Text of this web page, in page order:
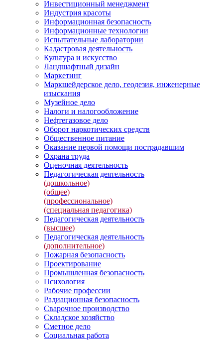
Инвестиционный менеджмент
Индустрия красоты
Информационная безопасность
Информационные технологии
Испытательные лаборатории
Кадастровая деятельность
Культура и искусство
Ландшафтный дизайн
Маркетинг
Маркшейдерское дело, геодезия, инженерные
изыскания
Музейное дело
Налоги и налогообложение
Нефтегазовое дело
Оборот наркотических средств
Общественное питание
Оказание первой помощи пострадавшим
Охрана труда
Оценочная деятельность
Педагогическая деятельность
(дошкольное)
(общее)
(профессиональное)
(специальная педагогика)
Педагогическая деятельность
(высшее)
Педагогическая деятельность
(дополнительное)
Пожарная безопасность
Проектирование
Промышленная безопасность
Психология
Рабочие профессии
Радиационная безопасность
Сварочное производство
Складское хозяйство
Сметное дело
Социальная работа